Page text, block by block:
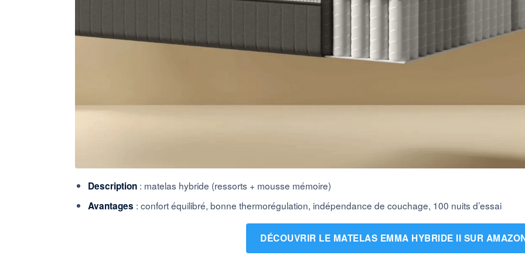
Description : matelas hybride (ressorts + mousse mémoire)
Avantages : confort équilibré, bonne thermorégulation, indépendance de couchage, 100 nuits d’essai
DÉCOUVRIR LE MATELAS EMMA HYBRIDE II SUR